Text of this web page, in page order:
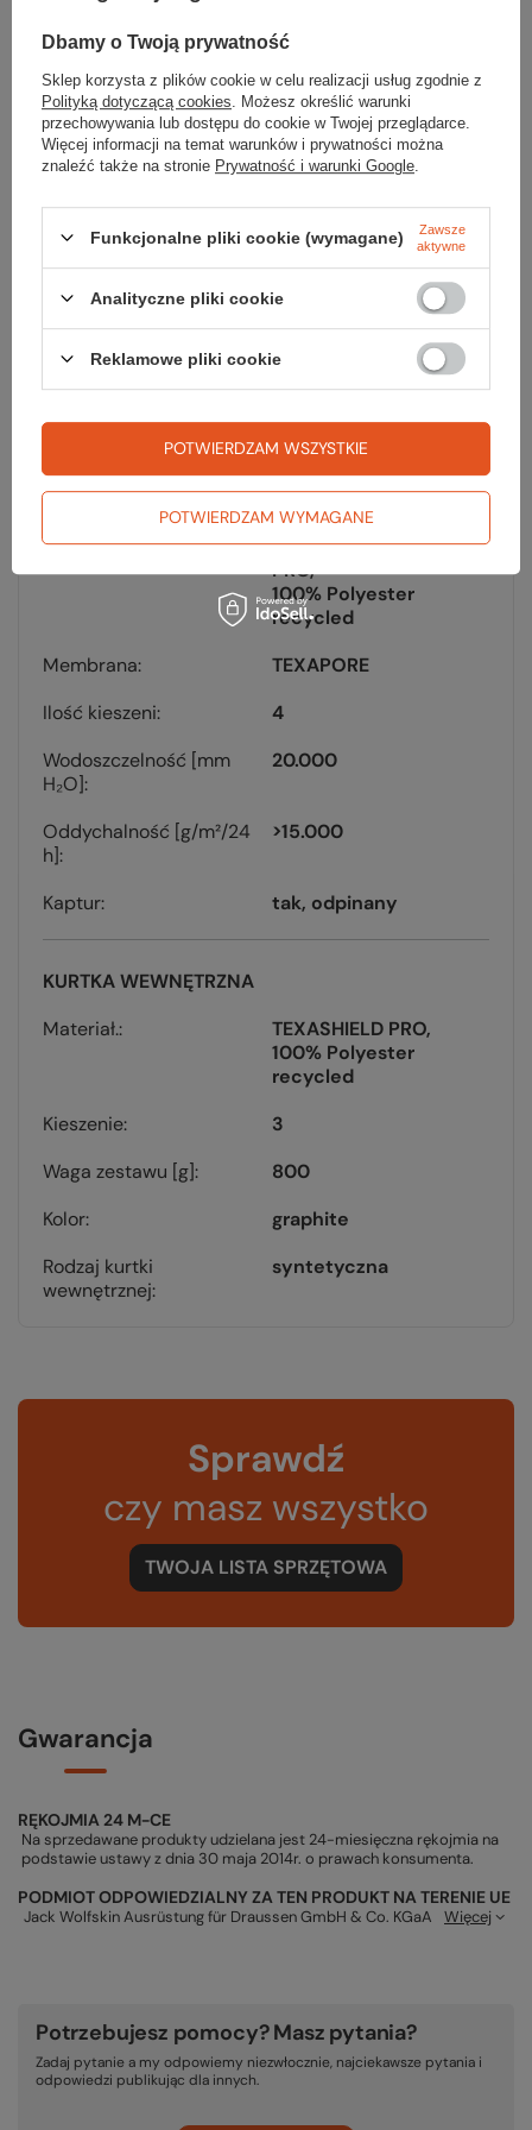
bezpieczeństwo konsumentów – odpowiedzialność
wobec ludzi i środowiska;
emisja wody – zwiększona ochrona naturalnej
cyrkulacji wody;
emisja powietrza – mniejsze zanieczyszczenie
powietrza dla lepszego klimatu;
bezpieczeństwo i higiena pracy – poprawienie
Parametry
Marka Jack Wolfskin
KURTKA ZEWNĘTRZNA
Materiał
TEXAPORE ECOSPHERE
PRO
100% Polyester
recycled
Membrana
TEXAPORE
Ilość kieszeni
4
Wodoszczelność [mm
H₂O]
20.000
Oddychalność [g/m²/24
h]
>15.000
Kaptur tak, odpinany
KURTKA WEWNĘTRZNA
Materiał.
TEXASHIELD PRO
100% Polyester
recycled
Kieszenie
3
Waga zestawu [g]
800
Kolor
graphite
Rodzaj kurtki
wewnętrznej
syntetyczna
Sprawdź
czy masz wszystko
TWOJA LISTA SPRZĘTOWA
Gwarancja
RĘKOJMIA 24 M-CE
Na sprzedawane produkty udzielana jest 24-miesięczna rękojmia na
podstawie ustawy z dnia 30 maja 2014r. o prawach konsumenta.
PODMIOT ODPOWIEDZIALNY ZA TEN PRODUKT NA TERENIE UE
Jack Wolfskin Ausrüstung für Draussen GmbH & Co. KGaA Więcej
Potrzebujesz pomocy? Masz pytania?
Zadaj pytanie a my odpowiemy niezwłocznie, najciekawsze pytania i
odpowiedzi publikując dla innych.
Dbamy o Twoją prywatność
Sklep korzysta z plików cookie w celu realizacji usług zgodnie z
Polityką dotyczącą cookies . Możesz określić warunki
przechowywania lub dostępu do cookie w Twojej przeglądarce.
Więcej informacji na temat warunków i prywatności można
znaleźć także na stronie Prywatność i warunki Google
Funkcjonalne pliki cookie (wymagane)
Zawsze
aktywne
Analityczne pliki cookie
Reklamowe pliki cookie
POTWIERDZAM WYMAGANE
POTWIERDZAM WSZYSTKIE